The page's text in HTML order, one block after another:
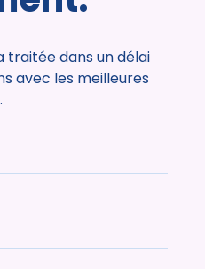
traitée dans un délai
avec les meilleures